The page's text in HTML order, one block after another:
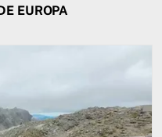
EUROPA